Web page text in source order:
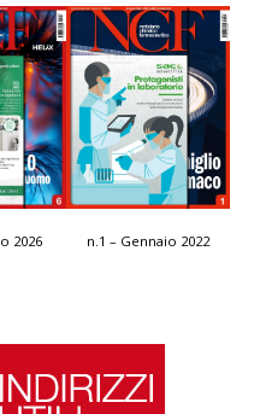
2026 n.1 – Gennaio 2022